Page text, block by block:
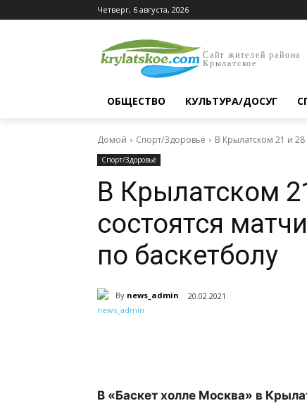
Четверг, 6 августа, 2026
Сайт жителей района
Крылатское
ОБЩЕСТВО КУЛЬТУРА/ДОСУГ
Домой Спорт/Здоровье В Крылатском 21 и
Спорт/Здоровье
В Крылатском
состоятся
по баскетболу
By news_admin 20.02.2021
В «Баскет холле Москва» в